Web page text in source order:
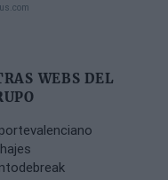
WEBS DEL